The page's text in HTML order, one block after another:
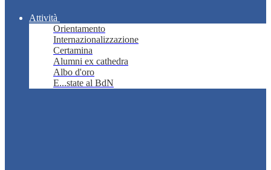
Attività
Orientamento
Internazionalizzazione
Certamina
Alumni ex cathedra
Albo d'oro
E...state al BdN